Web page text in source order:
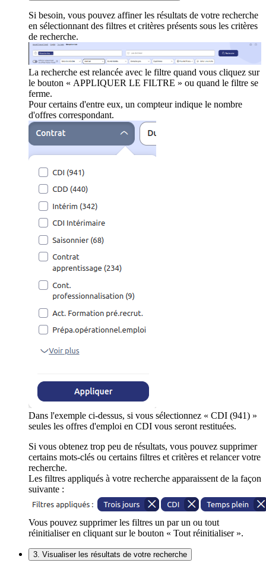
Si besoin, vous pouvez affiner les résultats de votre recherche
en sélectionnant des filtres et critères présents sous les critères
de recherche.
La recherche est relancée avec le filtre quand vous cliquez sur
le bouton « APPLIQUER LE FILTRE » ou quand le filtre se
ferme.
Pour certains d'entre eux, un compteur indique le nombre
d'offres correspondant.
Dans l'exemple ci-dessus, si vous sélectionnez « CDI (941) »
seules les offres d'emploi en CDI vous seront restituées.
Si vous obtenez trop peu de résultats, vous pouvez supprimer
certains mots-clés ou certains filtres et critères et relancer votre
recherche.
Les filtres appliqués à votre recherche apparaissent de la façon
suivante :
Vous pouvez supprimer les filtres un par un ou tout
réinitialiser en cliquant sur le bouton « Tout réinitialiser ».
3. Visualiser les résultats de votre recherche